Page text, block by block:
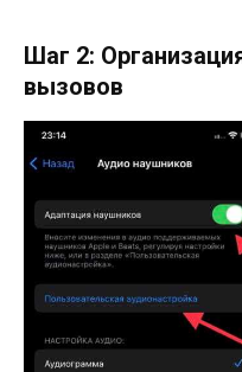
Шаг 2:
вызовов